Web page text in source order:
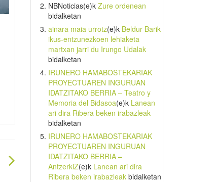
NBNoticias(e)k Zure ordenean
bidalketan
ainara maia urrotz(e)k Beldur Barik
ikus-entzunezkoen lehiaketa
martxan jarri du Irungo Udalak
bidalketan
IRUNERO HAMABOSTEKARIAK
PROYECTUAREN INGURUAN
IDATZITAKO BERRIA – Teatro y
Memoria del Bidasoa(e)k Lanean
ari dira Ribera beken irabazleak
bidalketan
IRUNERO HAMABOSTEKARIAK
PROYECTUAREN INGURUAN
IDATZITAKO BERRIA –
AntzerkiZ(e)k Lanean ari dira
Ribera beken irabazleakbidalketan